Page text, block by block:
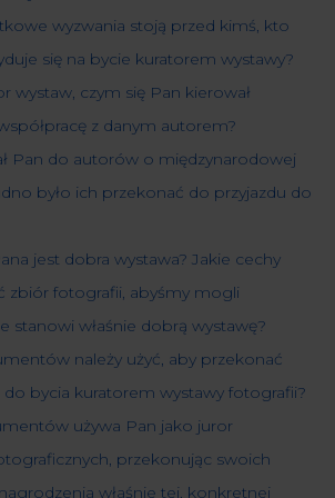
wyzwania stoją przed kimś, kto
się na bycie kuratorem wystawy?
wystaw, czym się Pan kierował
z danym autorem?
Pan do autorów o międzynarodowej
było ich przekonać do przyjazdu do
jest dobra wystawa? Jakie cechy
zbiór fotografii, abyśmy mogli
stanowi właśnie dobrą wystawę?
należy użyć, aby przekonać
do bycia kuratorem wystawy fotografii?
używa Pan jako juror
przekonując swoich
właśnie tej, konkretnej